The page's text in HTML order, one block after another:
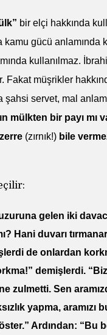
bir elçi hakkında
gücü anlamında
kullanılmaz.
Fakat müşrikler
şahsi servet, mal
mülkten bir payı mı
(zırnık!)bile
gelen iki
Hani duvarı
de onlardan
demişlerdi.
zulmetti. Sen
yapma, aramızı
Ardından: “Bu